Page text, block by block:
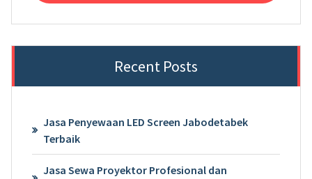
Recent Posts
Jasa Penyewaan LED Screen Jabodetabek
Terbaik
Jasa Sewa Proyektor Profesional dan